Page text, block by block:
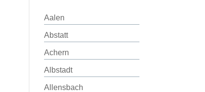
Aalen
Abstatt
Achern
Albstadt
Allensbach